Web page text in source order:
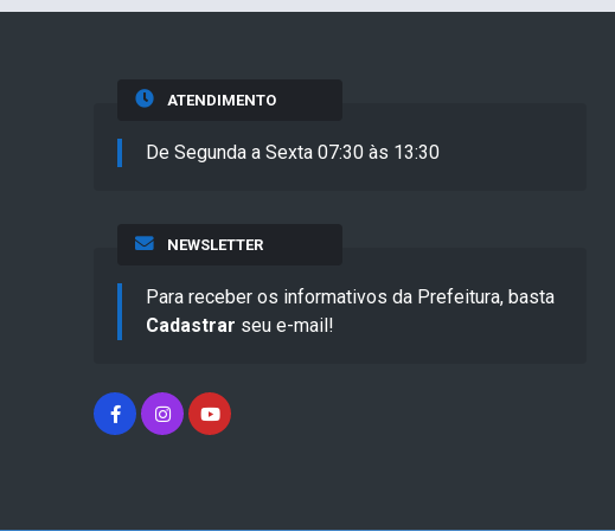
ATENDIMENTO
De Segunda a Sexta 07:30 às 13:30
NEWSLETTER
Para receber os informativos da Prefeitura, basta
Cadastrar seu e-mail!